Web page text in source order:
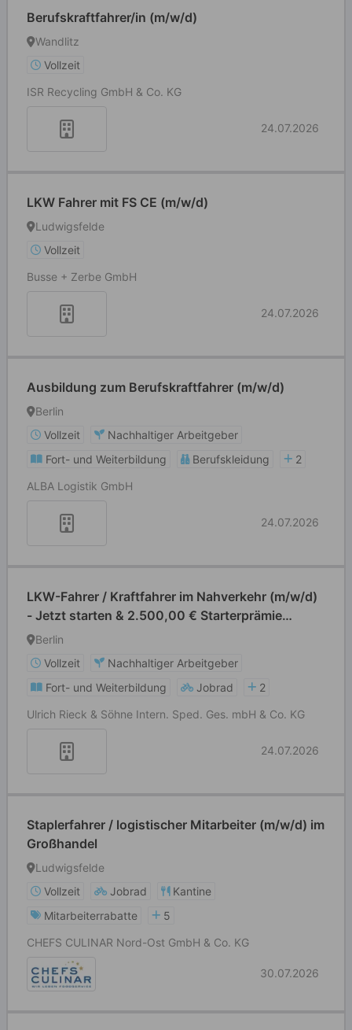
Berufskraftfahrer/in (m/w/d)
Wandlitz
Vollzeit
ISR Recycling GmbH & Co. KG
24.07.2026
LKW Fahrer mit FS CE (m/w/d)
Ludwigsfelde
Vollzeit
Busse + Zerbe GmbH
24.07.2026
Ausbildung zum Berufskraftfahrer (m/w/d)
Berlin
Vollzeit
Nachhaltiger Arbeitgeber
Fort- und Weiterbildung
Berufskleidung
2
ALBA Logistik GmbH
24.07.2026
LKW-Fahrer / Kraftfahrer im Nahverkehr (m/w/d)
- Jetzt starten & 2.500,00 € Starterprämie
sichern
Berlin
Vollzeit
Nachhaltiger Arbeitgeber
Fort- und Weiterbildung
Jobrad
2
Ulrich Rieck & Söhne Intern. Sped. Ges. mbH & Co. KG
24.07.2026
Staplerfahrer / logistischer Mitarbeiter (m/w/d) im
Großhandel
Ludwigsfelde
Vollzeit
Jobrad
Kantine
Mitarbeiterrabatte
5
CHEFS CULINAR Nord-Ost GmbH & Co. KG
30.07.2026